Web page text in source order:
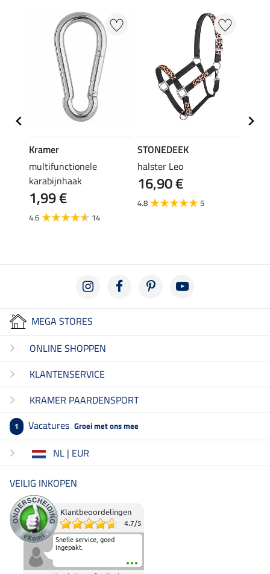
Kramer
multifunctionele
karabijnhaak
1,99 €
4.6 14
STONEDEEK
halster Leo
16,90 €
4.8 5
MEGA STORES
ONLINE SHOPPEN
KLANTENSERVICE
KRAMER PAARDENSPORT
1 Vacatures Groei met ons mee
NL | EUR
VEILIG INKOPEN
Klantbeoordelingen
4.7/5
Snelle service, goed
ingepakt.